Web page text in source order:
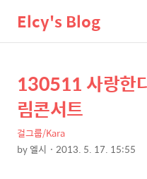
Elcy's Blog
상
세
컨
텐
본
문
제
목
130511 사랑한
림콘서트
걸그룹/Kara
by엘시 2013. 5. 17. 15:55